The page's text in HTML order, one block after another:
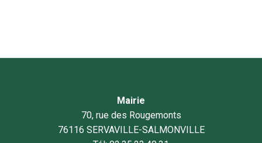
Mairie
70, rue des Rougemonts
76116 SERVAVILLE-SALMONVILLE